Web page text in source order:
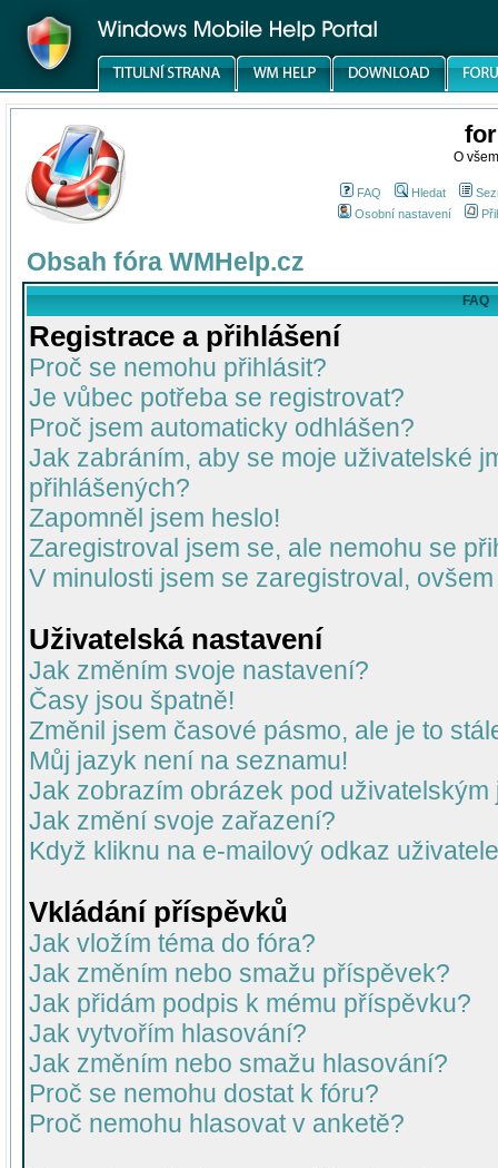
O
FAQ Hledat
Osobní nastavení
Obsah fóra WMHelp.cz
FAQ
Registrace a přihlášení
Proč se nemohu přihlásit?
Je vůbec potřeba se registrovat?
Proč jsem automaticky odhlášen?
Jak zabráním, aby se moje uživatelské
přihlášených?
Zapomněl jsem heslo!
Zaregistroval jsem se, ale nemohu se
V minulosti jsem se zaregistroval,
Uživatelská nastavení
Jak změním svoje nastavení?
Časy jsou špatně!
Změnil jsem časové pásmo, ale je to
Můj jazyk není na seznamu!
Jak zobrazím obrázek pod uživatelským
Jak změní svoje zařazení?
Když kliknu na e-mailový odkaz
Vkládání příspěvků
Jak vložím téma do fóra?
Jak změním nebo smažu příspěvek?
Jak přidám podpis k mému příspěvku?
Jak vytvořím hlasování?
Jak změním nebo smažu hlasování?
Proč se nemohu dostat k fóru?
Proč nemohu hlasovat v anketě?